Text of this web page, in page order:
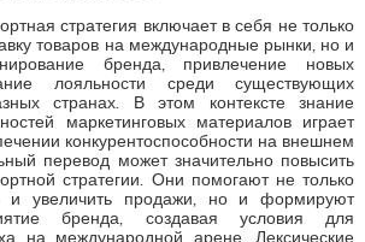
стратегия включает в себя не только
товаров на международные рынки, но и
бренда, привлечение новых
лояльности среди существующих
странах. В этом контексте знание
маркетинговых материалов играет
конкурентоспособности на внешнем
перевод может значительно повысить
стратегии. Они помогают не только
и увеличить продажи, но и формируют
бренда, создавая условия для
на международной арене. Лексические